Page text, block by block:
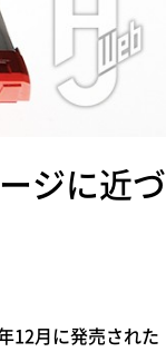
ジに近づ
12月に発売された